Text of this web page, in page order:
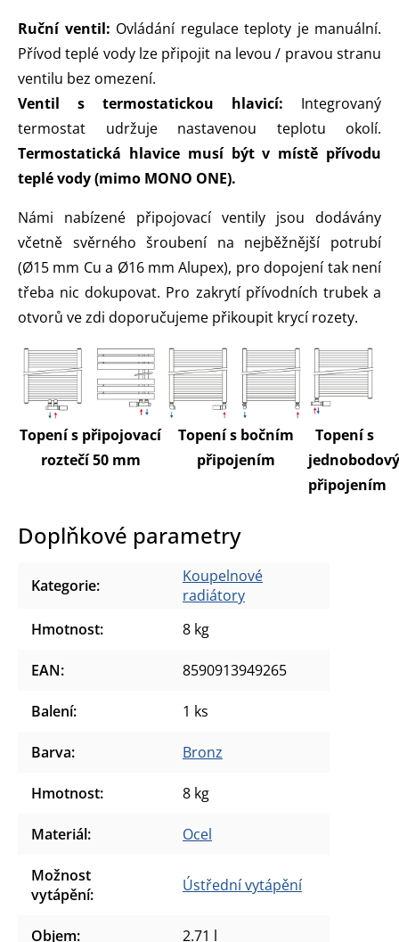
Ruční ventil: Ovládání regulace teploty je manuální.
Přívod teplé vody lze připojit na levou / pravou stranu
ventilu bez omezení.
Ventil s termostatickou hlavicí: Integrovaný
termostat udržuje nastavenou teplotu okolí.
Termostatická hlavice musí být v místě přívodu
teplé vody (mimo MONO ONE).
Námi nabízené připojovací ventily jsou dodávány
včetně svěrného šroubení na nejběžnější potrubí
(Ø15 mm Cu a Ø16 mm Alupex), pro dopojení tak není
třeba nic dokupovat. Pro zakrytí přívodních trubek a
otvorů ve zdi doporučujeme přikoupit krycí rozety.
Topení s připojovací
roztečí 50 mm
Topení s bočním
připojením
Topení s
připojením
Doplňkové parametry
Kategorie:
Koupelnové
radiátory
Hmotnost: 8 kg
EAN: 8590913949265
Balení: 1 ks
Barva: Bronz
Hmotnost: 8 kg
Materiál: Ocel
Možnost
vytápění: Ústřední vytápění
Objem: 2.71 l